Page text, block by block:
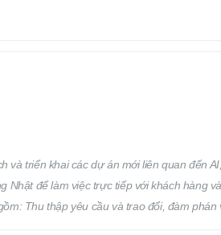
và triển khai các dự án mới liên quan đến
Nhật để làm việc trực tiếp với khách hàng
Thu thập yêu cầu và trao đổi, đàm